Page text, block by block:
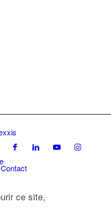
Contact
ce site,